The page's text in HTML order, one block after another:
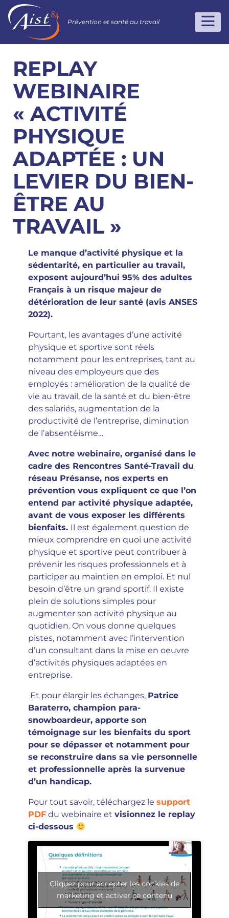
Prévention et santé au travail
REPLAY
WEBINAIRE
« ACTIVITÉ
PHYSIQUE
ADAPTÉE : UN
LEVIER DU BIEN-
ÊTRE AU
TRAVAIL »
Le manque d’activité physique et la
sédentarité, en particulier au travail,
exposent aujourd’hui 95% des adultes
Français à un risque majeur de
détérioration de leur santé (avis ANSES
2022).
Pourtant, les avantages d’une activité
physique et sportive sont réels
notamment pour les entreprises, tant au
niveau des employeurs que des
employés : amélioration de la qualité de
vie au travail, de la santé et du bien-être
des salariés, augmentation de la
productivité de l’entreprise, diminution
de l’absentéisme…
Avec notre webinaire, organisé dans le
cadre des Rencontres Santé-Travail du
réseau Présanse, nos experts en
prévention vous expliquent ce que l’on
entend par activité physique adaptée,
avant de vous exposer les différents
bienfaits. Il est également question de
mieux comprendre en quoi une activité
physique et sportive peut contribuer à
prévenir les risques professionnels et à
participer au maintien en emploi. Et nul
besoin d’être un grand sportif. Il existe
plein de solutions simples pour
augmenter son activité physique au
quotidien. On vous donne quelques
pistes, notamment avec l’intervention
d’un consultant dans la mise en oeuvre
d’activités physiques adaptées en
entreprise.
Et pour élargir les échanges, Patrice
Baraterro, champion para-
snowboardeur, apporte son
témoignage sur les bienfaits du sport
pour se dépasser et notamment pour
se reconstruire dans sa vie personnelle
et professionnelle après la survenue
d’un handicap.
Pour tout savoir, téléchargez le support
PDF du webinaire et visionnez le replay
ci-dessous
Cliquez pour accepter les cookies de
marketing et activer ce contenu